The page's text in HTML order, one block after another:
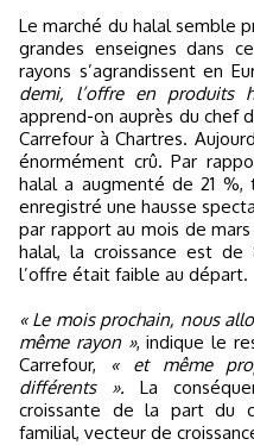
Le marché du halal semble prometteur. L’investissement des
grandes enseignes dans
rayons s’agrandissent en
demi, l’offre en produits
apprend-on auprès du chef
Carrefour à Chartres.
énormément crû. Par
halal a augmenté de 21
enregistré une hausse
par rapport au mois de
halal, la croissance est
l’offre était faible au départ.
« Le mois prochain, nous
même rayon », indique le
Carrefour, « et même
différents ». La
croissante de la part du
familial, vecteur de